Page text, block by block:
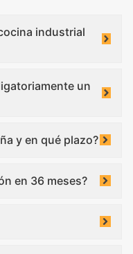
industrial
un
y en qué plazo?
en 36 meses?